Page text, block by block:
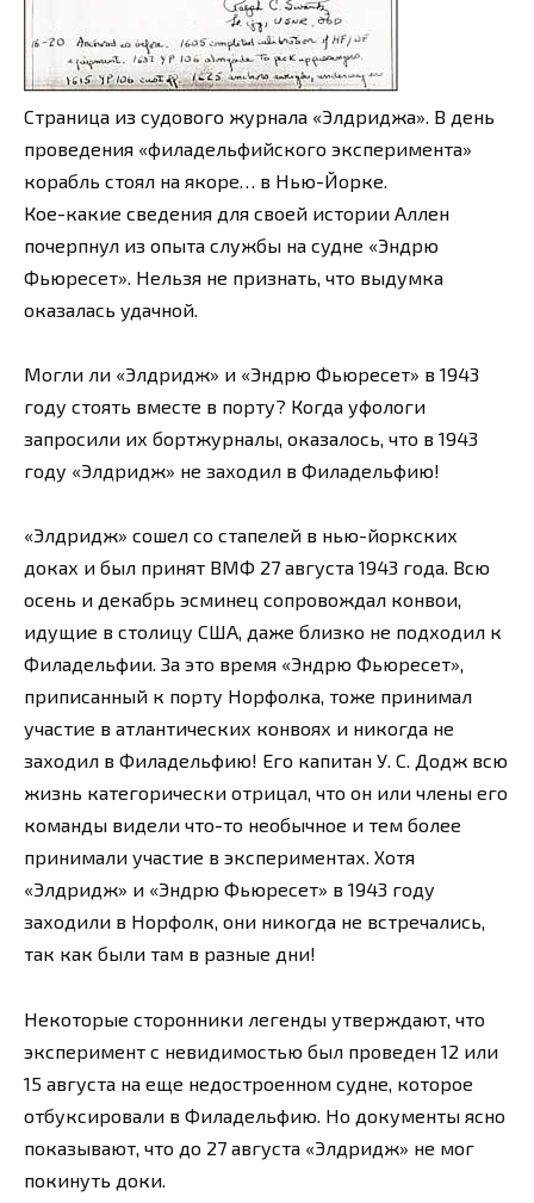
Страница из судового журнала «Элдриджа». В день
проведения «филадельфийского эксперимента»
корабль стоял на якоре… в Нью-Йорке.
Кое-какие сведения для своей истории Аллен
почерпнул из опыта службы на судне «Эндрю
Фьюресет». Нельзя не признать, что выдумка
оказалась удачной.
Могли ли «Элдридж» и «Эндрю Фьюресет» в 1943
году стоять вместе в порту? Когда уфологи
запросили их бортжурналы, оказалось, что в 1943
году «Элдридж» не заходил в Филадельфию!
«Элдридж» сошел со стапелей в нью-йоркских
доках и был принят ВМФ 27 августа 1943 года. Всю
осень и декабрь эсминец сопровождал конвои,
идущие в столицу США, даже близко не подходил к
Филадельфии. За это время «Эндрю Фьюресет»,
приписанный к порту Норфолка, тоже принимал
участие в атлантических конвоях и никогда не
заходил в Филадельфию! Его капитан У. С. Додж всю
жизнь категорически отрицал, что он или члены его
команды видели что-то необычное и тем более
принимали участие в экспериментах. Хотя
«Элдридж» и «Эндрю Фьюресет» в 1943 году
заходили в Норфолк, они никогда не встречались,
так как были там в разные дни!
Некоторые сторонники легенды утверждают, что
эксперимент с невидимостью был проведен 12 или
15 августа на еще недостроенном судне, которое
отбуксировали в Филадельфию. Но документы ясно
показывают, что до 27 августа «Элдридж» не мог
покинуть доки.